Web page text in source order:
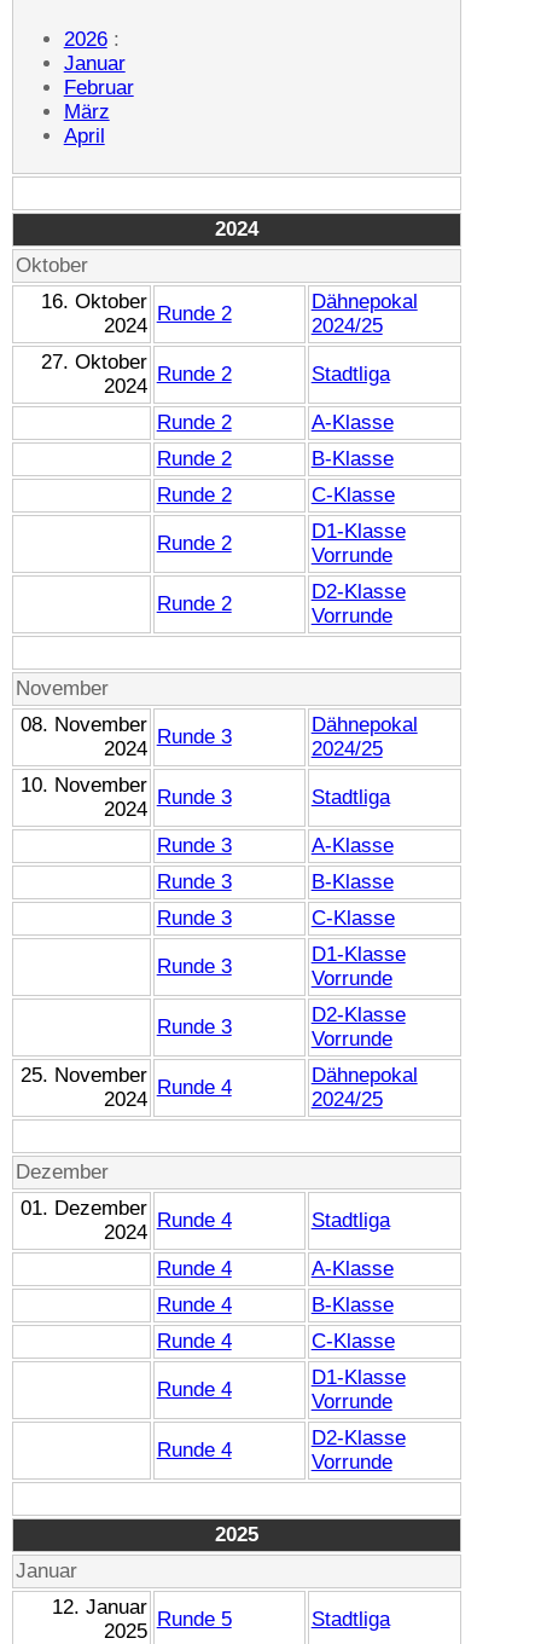
2026:
Januar
Februar
März
April
2024
Oktober
16. Oktober
2024
Runde 2
Dähnepokal
2024/25
27. Oktober
2024
Runde 2 Stadtliga
Runde 2
A-Klasse
Runde 2
B-Klasse
Runde 2
C-Klasse
Runde 2
D1-Klasse
Vorrunde
Runde 2
D2-Klasse
Vorrunde
November
08. November
2024
Runde 3
Dähnepokal
2024/25
10. November
2024
Runde 3 Stadtliga
Runde 3
A-Klasse
Runde 3
B-Klasse
Runde 3
C-Klasse
Runde 3
D1-Klasse
Vorrunde
Runde 3
D2-Klasse
Vorrunde
25. November
2024
Runde 4
Dähnepokal
2024/25
Dezember
01. Dezember
2024
Runde 4 Stadtliga
Runde 4
A-Klasse
Runde 4
B-Klasse
Runde 4
C-Klasse
Runde 4
D1-Klasse
Vorrunde
Runde 4
D2-Klasse
Vorrunde
2025
Januar
12. Januar
2025
Runde 5 Stadtliga